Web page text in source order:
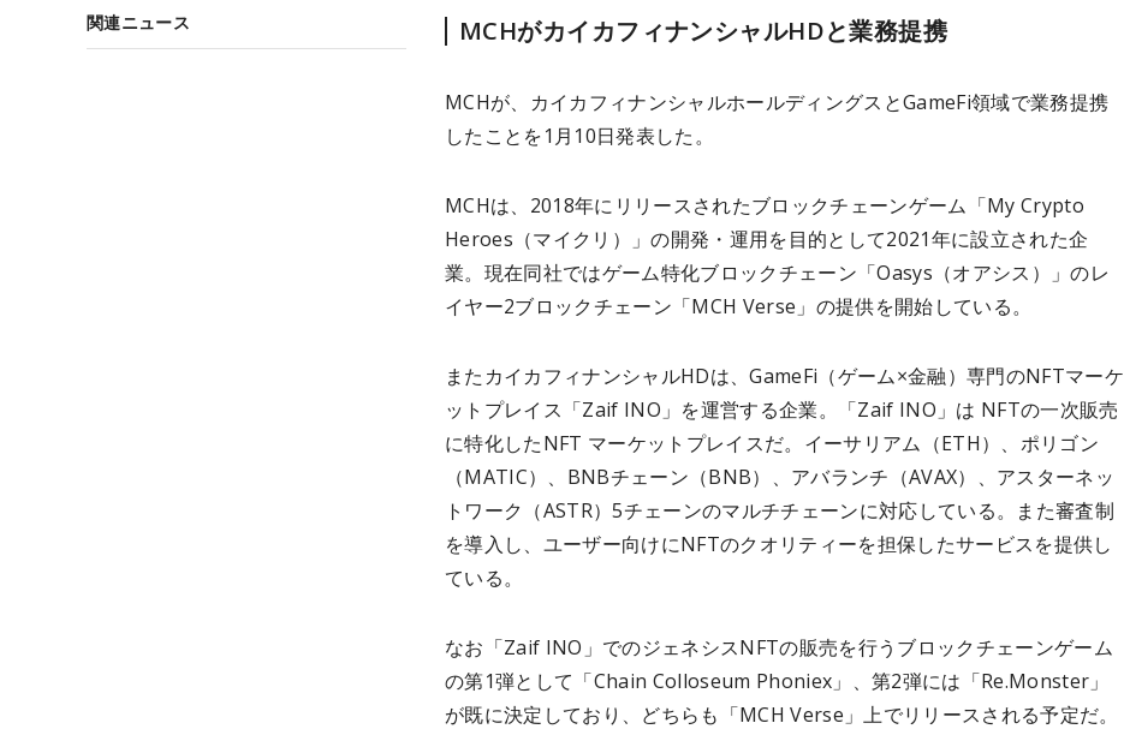
MCHがカイカフィナンシャルHDと業務提携
MCHが、カイカフィナンシャルホールディングスとGameFi領域で業務提携
したことを1月10日発表した。
MCHは、2018年にリリースされたブロックチェーンゲーム「My Crypto
Heroes（マイクリ）」の開発・運用を目的として2021年に設立された企
業。現在同社ではゲーム特化ブロックチェーン「Oasys（オアシス）」のレ
イヤー2ブロックチェーン「MCH Verse」の提供を開始している。
またカイカフィナンシャルHDは、GameFi（ゲーム×金融）専門のNFTマーケ
ットプレイス「Zaif INO」を運営する企業。「Zaif INO」は NFTの一次販売
に特化したNFT マーケットプレイスだ。イーサリアム（ETH）、ポリゴン
（MATIC）、BNBチェーン（BNB）、アバランチ（AVAX）、アスターネッ
トワーク（ASTR）5チェーンのマルチチェーンに対応している。また審査制
を導入し、ユーザー向けにNFTのクオリティーを担保したサービスを提供し
ている。
なお「Zaif INO」でのジェネシスNFTの販売を行うブロックチェーンゲーム
の第1弾として「Chain Colloseum Phoniex」、第2弾には「Re.Monster」
が既に決定しており、どちらも「MCH Verse」上でリリースされる予定だ。
関連ニュース